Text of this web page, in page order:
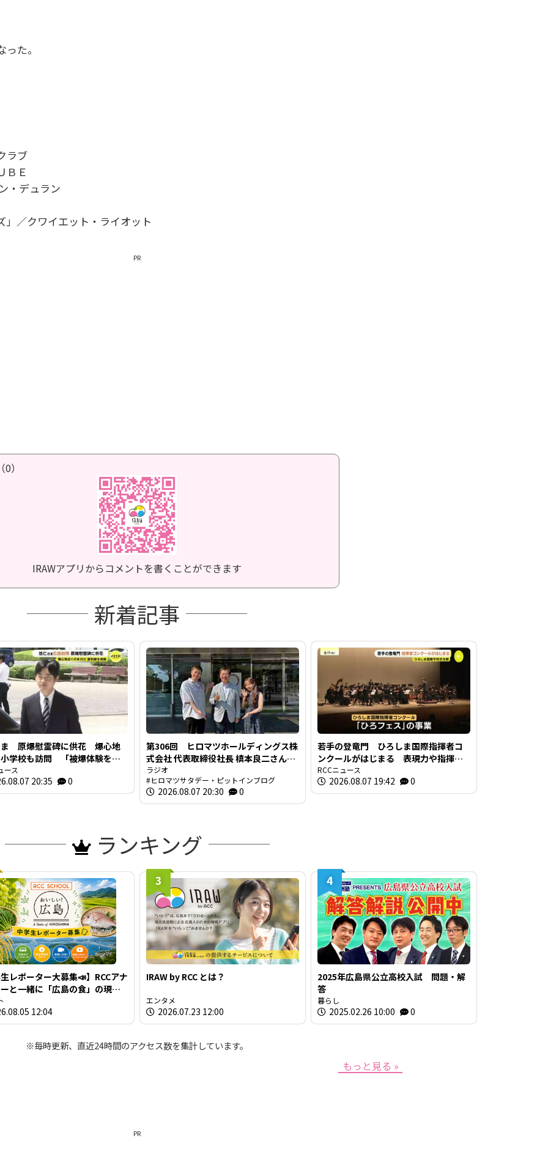
た。
ラブ
ＢＥ
・デュラン
／クワイエット・ライオット
PR
）
IRAWアプリからコメントを書くことができます
新着記事
ま 原爆慰霊碑に供花 爆心地
学校も訪問 「被爆体験を若
繋いでいくことが大切」広島
ース
20:35 0
第306回 ヒロマツホールディングス株
式会社 代表取締役社長 槙本良二さん
前編【ヒロマツ サタデー・ピットイ
ン】
ラジオ
ヒロマツサタデー・ピットインブログ
2026.08.07 20:30 0
若手の登竜門 ひろしま国際指揮者コ
ンクールがはじまる 表現力や指揮の
技術を競う 広島市
RCCニュース
2026.08.07 19:42 0
ランキング
レポーター大募集📣】RCCアナ
と一緒に「広島の食」の現場
よう！
12:04
3
IRAW by RCC とは？
エンタメ
2026.07.23 12:00
4
2025年広島県公立高校入試 問題・解
答
暮らし
2025.02.26 10:00 0
※毎時更新、直近24時間のアクセス数を集計しています。
もっと見る »
PR